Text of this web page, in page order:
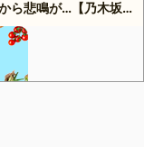
オズワルド伊藤の「ポニテ愛」にメンバーから悲鳴が…【乃木坂スター誕生！SIX】【乃木坂46】